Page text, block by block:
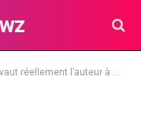
l’auteur à succès ?